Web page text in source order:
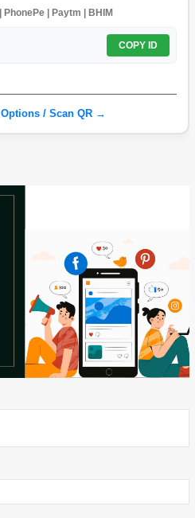
PhonePe | Paytm | BHIM
COPY ID
/ Scan QR →